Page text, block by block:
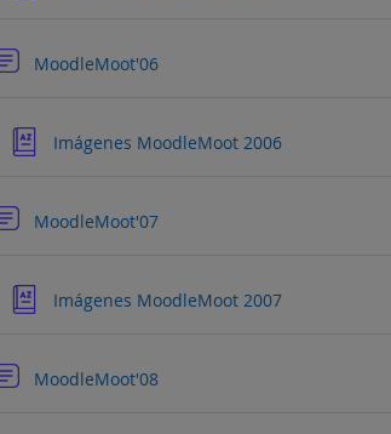
MoodleMoot'06
Imágenes MoodleMoot 2006Glosario
MoodleMoot'07
Imágenes MoodleMoot 2007Glosario
MoodleMoot'08